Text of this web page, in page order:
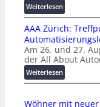
Weiterlesen:
K
M
U
i
n
d
e
K
AAA Zürich:
Am 26. und 27.
der All About
Weiterlesen:
A
A
Wöhner mit